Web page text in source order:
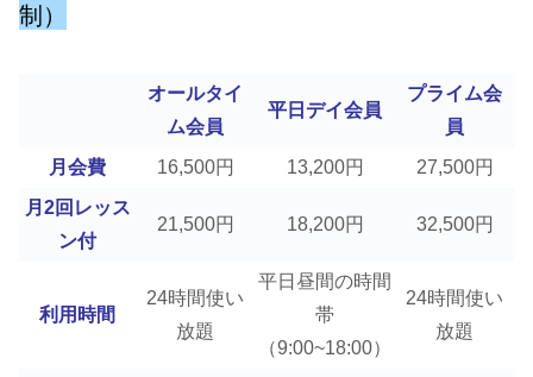
制）
オールタイ
ム会員
平日デイ会員
プライム会
員
月会費
16,500円 13,200円
27,500円
月2回レッス
ン付
21,500円 18,200円 32,500円
利用時間
24時間使い
放題
平日昼間の時間
帯
（9:00~18:00）
24時間使い
放題